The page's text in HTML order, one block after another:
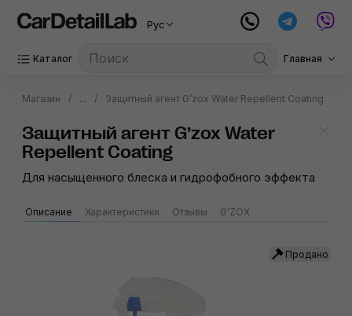
Рус
Каталог Главная
Магазин ... Защитный агент G’zox Water Repellent Coating
Защитный агент G’zox Water
Repellent Coating
Для насыщенного блеска и гидрофобного эффекта
Описание Характеристики Отзывы G'ZOX
Продано